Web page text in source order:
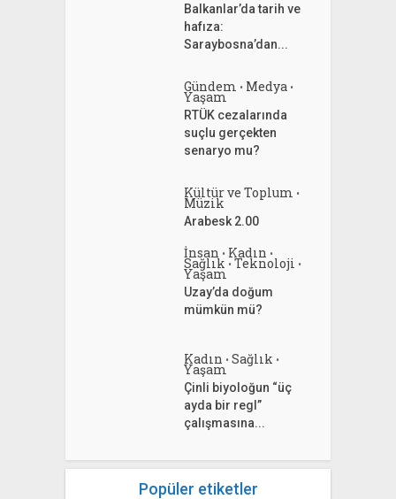
Balkanlar’da tarih ve
hafıza:
Saraybosna’dan...
Gündem • Medya •
Yaşam
RTÜK cezalarında
suçlu gerçekten
senaryo mu?
Kültür ve Toplum •
Müzik
Arabesk 2.00
İnsan • Kadın •
Sağlık • Teknoloji •
Yaşam
Uzay’da doğum
mümkün mü?
Kadın • Sağlık •
Yaşam
Çinli biyoloğun “üç
ayda bir regl”
çalışmasına...
Popüler etiketler